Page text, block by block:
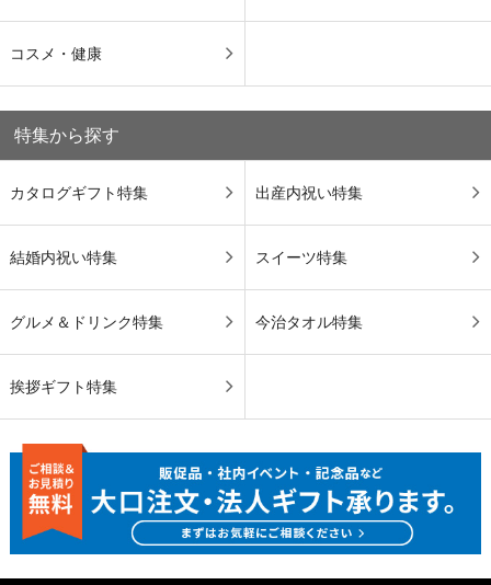
コスメ・健康
特集から探す
カタログギフト特集 出産内祝い特集
結婚内祝い特集 スイーツ特集
グルメ＆ドリンク特集 今治タオル特集
挨拶ギフト特集